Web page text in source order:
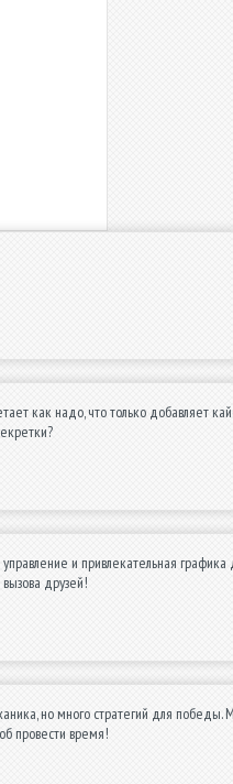
как надо, что только добавляет
и привлекательная
друзей!
но много стратегий для победы.
провести время!